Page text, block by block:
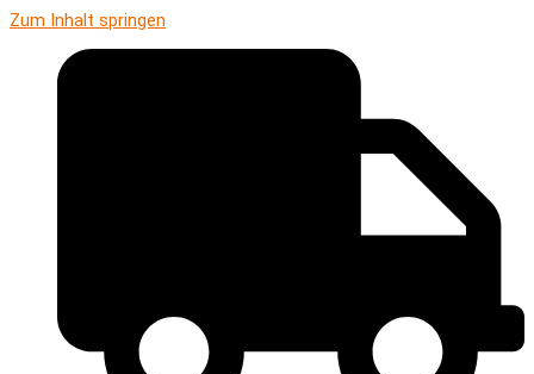
Zum Inhalt springen